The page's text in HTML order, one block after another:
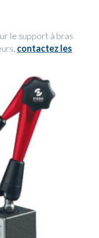
le support à bras
contactez les